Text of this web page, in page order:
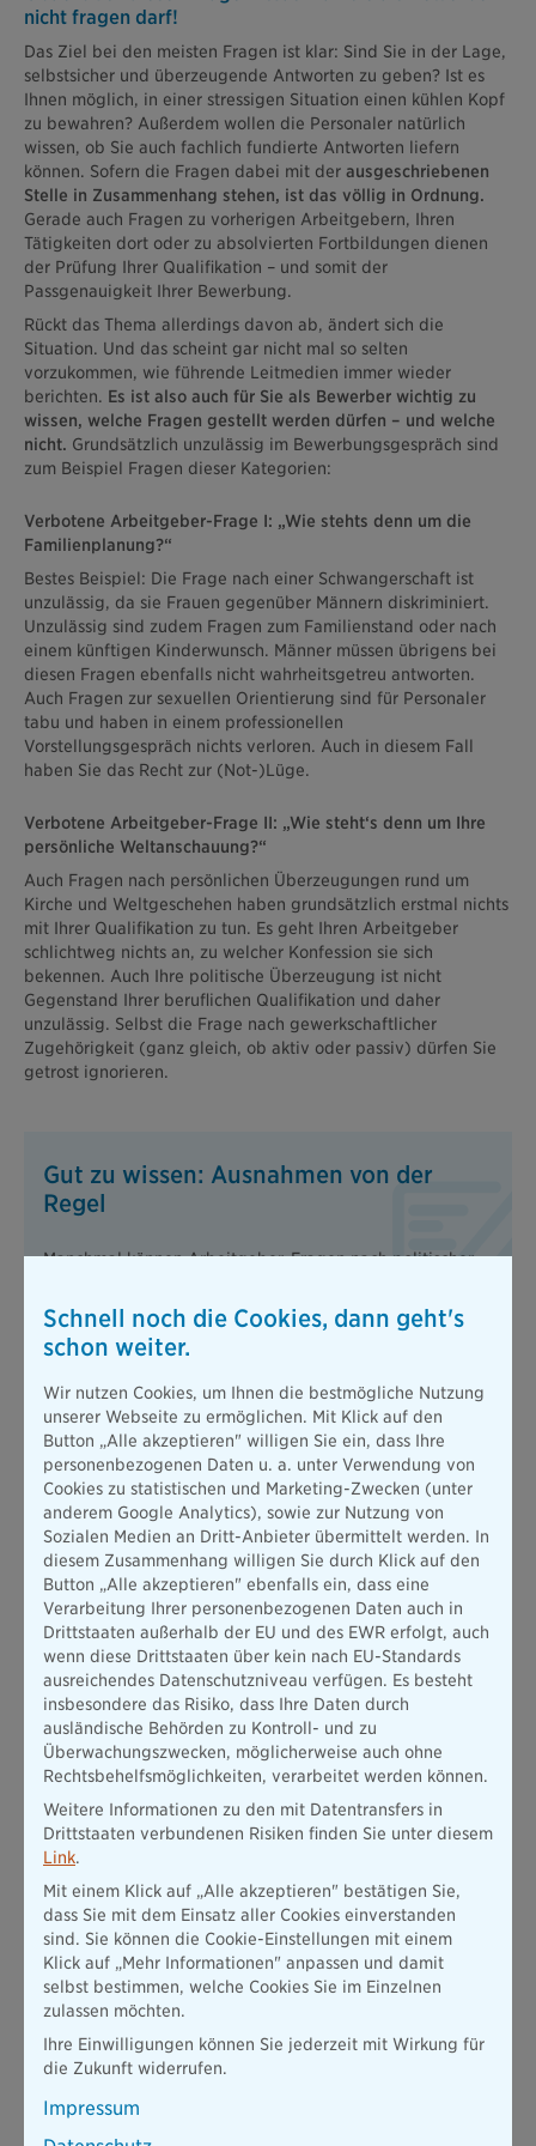
nicht fragen darf!
Das Ziel bei den meisten Fragen ist klar: Sind Sie in der Lage,
selbstsicher und überzeugende Antworten zu geben? Ist es
Ihnen möglich, in einer stressigen Situation einen kühlen Kopf
zu bewahren? Außerdem wollen die Personaler natürlich
wissen, ob Sie auch fachlich fundierte Antworten liefern
können. Sofern die Fragen dabei mit der ausgeschriebenen
Stelle in Zusammenhang stehen, ist das völlig in Ordnung.
Gerade auch Fragen zu vorherigen Arbeitgebern, Ihren
Tätigkeiten dort oder zu absolvierten Fortbildungen dienen
der Prüfung Ihrer Qualifikation – und somit der
Passgenauigkeit Ihrer Bewerbung.
Rückt das Thema allerdings davon ab, ändert sich die
Situation. Und das scheint gar nicht mal so selten
vorzukommen, wie führende Leitmedien immer wieder
berichten. Es ist also auch für Sie als Bewerber wichtig zu
wissen, welche Fragen gestellt werden dürfen – und welche
nicht. Grundsätzlich unzulässig im Bewerbungsgespräch sind
zum Beispiel Fragen dieser Kategorien:
Verbotene Arbeitgeber-Frage I: „Wie stehts denn um die
Familienplanung?“
Bestes Beispiel: Die Frage nach einer Schwangerschaft ist
unzulässig, da sie Frauen gegenüber Männern diskriminiert.
Unzulässig sind zudem Fragen zum Familienstand oder nach
einem künftigen Kinderwunsch. Männer müssen übrigens bei
diesen Fragen ebenfalls nicht wahrheitsgetreu antworten.
Auch Fragen zur sexuellen Orientierung sind für Personaler
tabu und haben in einem professionellen
Vorstellungsgespräch nichts verloren. Auch in diesem Fall
haben Sie das Recht zur (Not-)Lüge.
Verbotene Arbeitgeber-Frage II: „Wie steht‘s denn um Ihre
persönliche Weltanschauung?“
Auch Fragen nach persönlichen Überzeugungen rund um
Kirche und Weltgeschehen haben grundsätzlich erstmal nichts
mit Ihrer Qualifikation zu tun. Es geht Ihren Arbeitgeber
schlichtweg nichts an, zu welcher Konfession sie sich
bekennen. Auch Ihre politische Überzeugung ist nicht
Gegenstand Ihrer beruflichen Qualifikation und daher
unzulässig. Selbst die Frage nach gewerkschaftlicher
Zugehörigkeit (ganz gleich, ob aktiv oder passiv) dürfen Sie
getrost ignorieren.
Gut zu wissen: Ausnahmen von der
Regel
Manchmal können Arbeitgeber-Fragen nach politischer
wenn Sie sich bei einer kirchlichen Institution bewerben –
oder bei einer klar positionierten politischen Zeitschrift
als Redakteur anheuern wollen. Sie merken: Zulässige
Verbotene Arbeitgeber-Frage III: „Wie stehts denn um Ihre
Gesundheit?“
Sie müssen ihrem potenziellen Arbeitgeber meistens keine
Auskünfte über Gesundheitsbeschwerden geben. Dauer und
Art vorausgegangener Erkrankungen sind ebenfalls kein
zulässiges Thema. Und sogar Fragen nach bekannten
Krankheiten in der Familie sind tabu. Denn gerade letztere
könnten statistische Rückschlüsse zulassen. Bei Frauen gilt das
beispielsweise auch für familiäre Fälle von Brustkrebs.
Anders stellt sich das Ganze dar, wenn die Fragen Ihre
Arbeitsfähigkeit betreffen – und damit Ihre Eignung für den
Job, für den Sie sich bewerben. Sind Sie als Friseur
das Ihrem zukünftigen Arbeitgeber besser unverzüglich mit.
Auch wenn Sie an einer ansteckenden Erkrankung leiden –die
sogar Ihre Kollegen gefährden könnte – dürfen Sie das nicht
verschweigen.Mehr noch: In diesem Fall müssen Sie Ihren
zukünftigen Arbeitgeber sogar von selbst über die
potenzielle Gefahr informieren!
Auch eine Behinderung darf im Übrigen (natürlich!) keine
Rolle spielen. Hier greift das Allgemeine
Gleichbehandlungsgesetz (AGG). Können Sie nachweisen,
aufgrund einer Behinderung diskriminiert worden zu sein,
haben Sie sogar Anspruch auf Schadensersatz.
Verbotene Arbeitgeber-Frage IV: „Wie steht es denn um Ihre
Schnell noch die Cookies, dann geht's
schon weiter.
Wir nutzen Cookies, um Ihnen die bestmögliche Nutzung
unserer Webseite zu ermöglichen. Mit Klick auf den
Button „Alle akzeptieren" willigen Sie ein, dass Ihre
personenbezogenen Daten u. a. unter Verwendung von
Cookies zu statistischen und Marketing-Zwecken (unter
anderem Google Analytics), sowie zur Nutzung von
Sozialen Medien an Dritt-Anbieter übermittelt werden. In
diesem Zusammenhang willigen Sie durch Klick auf den
Button „Alle akzeptieren" ebenfalls ein, dass eine
Verarbeitung Ihrer personenbezogenen Daten auch in
Drittstaaten außerhalb der EU und des EWR erfolgt, auch
wenn diese Drittstaaten über kein nach EU-Standards
ausreichendes Datenschutzniveau verfügen. Es besteht
insbesondere das Risiko, dass Ihre Daten durch
ausländische Behörden zu Kontroll- und zu
Überwachungszwecken, möglicherweise auch ohne
Rechtsbehelfsmöglichkeiten, verarbeitet werden können.
Weitere Informationen zu den mit Datentransfers in
Drittstaaten verbundenen Risiken finden Sie unter diesem
Link.
Mit einem Klick auf „Alle akzeptieren" bestätigen Sie,
dass Sie mit dem Einsatz aller Cookies einverstanden
sind. Sie können die Cookie-Einstellungen mit einem
Klick auf „Mehr Informationen" anpassen und damit
selbst bestimmen, welche Cookies Sie im Einzelnen
zulassen möchten.
Ihre Einwilligungen können Sie jederzeit mit Wirkung für
die Zukunft widerrufen.
Impressum